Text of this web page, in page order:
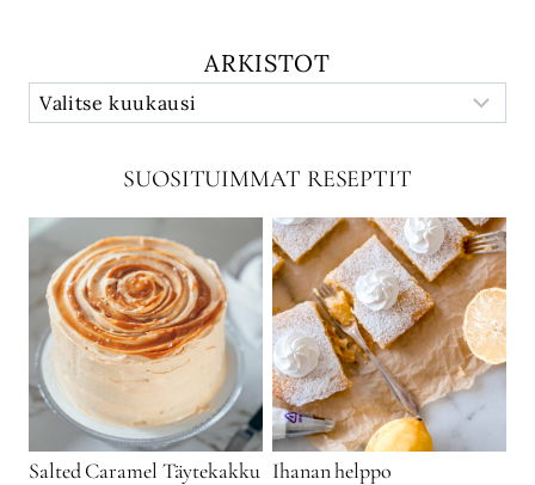
ARKISTOT
SUOSITUIMMAT RESEPTIT
Salted Caramel Täytekakku Ihanan helppo